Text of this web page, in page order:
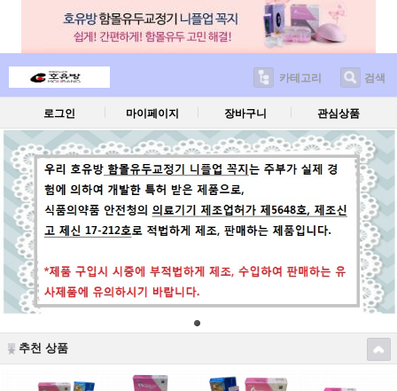
카테고리 검색
로그인 마이페이지 장바구니 관심상품
추천 상품